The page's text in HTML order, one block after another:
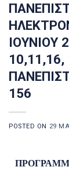
ΙΟΥΝΙΟΥ
10,11,16,
156
POSTED ON 29